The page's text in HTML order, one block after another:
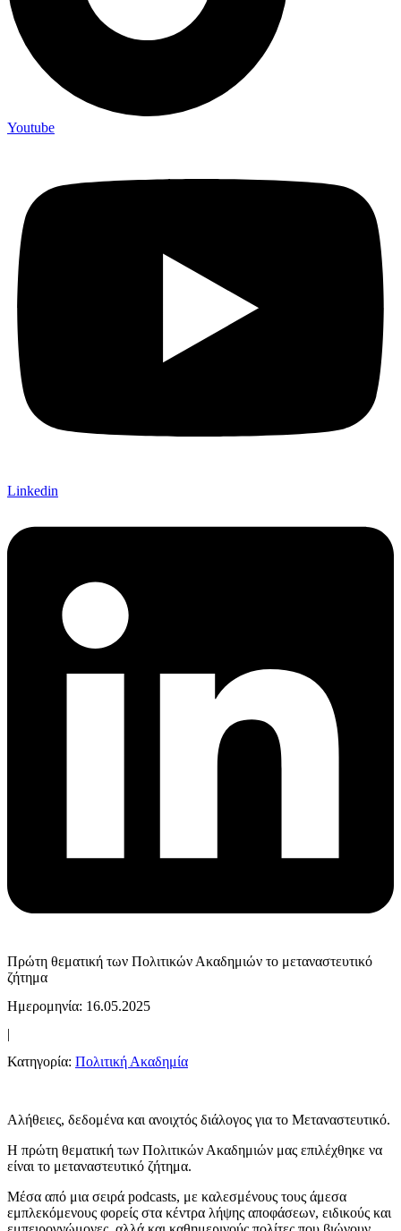
Youtube
Linkedin
Πρώτη θεματική των Πολιτικών Ακαδημιών το μεταναστευτικό
ζήτημα
Ημερομηνία: 16.05.2025
|
Κατηγορία: Πολιτική Ακαδημία
Αλήθειες, δεδομένα και ανοιχτός διάλογος για το Μεταναστευτικό.
Η πρώτη θεματική των Πολιτικών Ακαδημιών μας επιλέχθηκε να
είναι το μεταναστευτικό ζήτημα.
Μέσα από μια σειρά podcasts, με καλεσμένους τους άμεσα
εμπλεκόμενους φορείς στα κέντρα λήψης αποφάσεων, ειδικούς και